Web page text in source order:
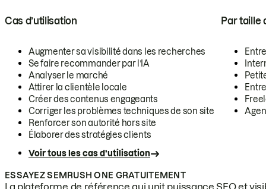
Cas d’utilisation
Augmenter sa visibilité dans les recherches
Se faire recommander par l’IA
Analyser le marché
Attirer la clientèle locale
Créer des contenus engageants
Corriger les problèmes techniques de son site
Renforcer son autorité hors site
Élaborer des stratégies clients
Voir tous les cas d’utilisation
Par taille
ESSAYEZ SEMRUSH ONE GRATUITEMENT
La plateforme de référence qui unit puissance SEO et